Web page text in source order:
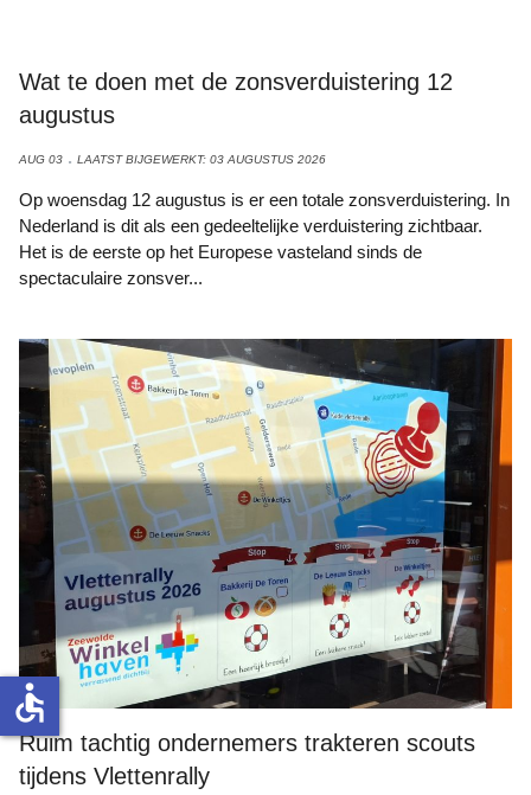
Wat te doen met de zonsverduistering 12
augustus
AUG 03 LAATST BIJGEWERKT: 03 AUGUSTUS 2026
Op woensdag 12 augustus is er een totale zonsverduistering. In
Nederland is dit als een gedeeltelijke verduistering zichtbaar.
Het is de eerste op het Europese vasteland sinds de
spectaculaire zonsver...
Ruim tachtig ondernemers trakteren scouts tijdens Vlettenrally
Ruim tachtig ondernemers trakteren scouts
tijdens Vlettenrally
accessible